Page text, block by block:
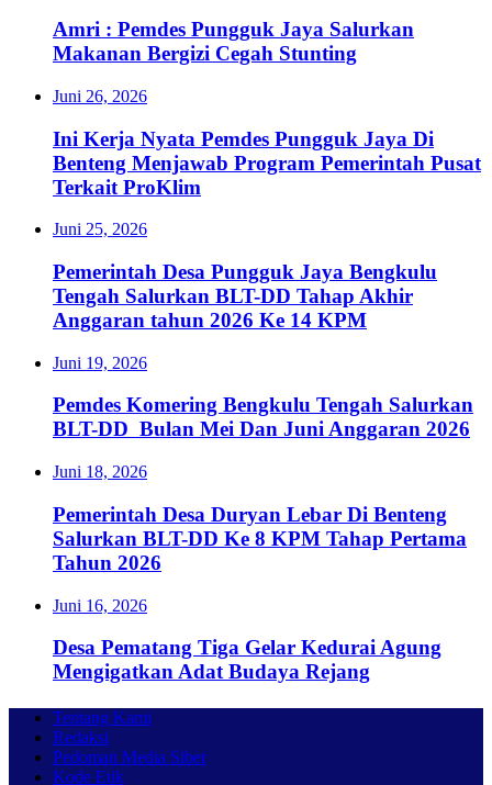
Amri : Pemdes Pungguk Jaya Salurkan
Makanan Bergizi Cegah Stunting
Juni 26, 2026
Ini Kerja Nyata Pemdes Pungguk Jaya Di
Benteng Menjawab Program Pemerintah Pusat
Terkait ProKlim
Juni 25, 2026
Pemerintah Desa Pungguk Jaya Bengkulu
Tengah Salurkan BLT-DD Tahap Akhir
Anggaran tahun 2026 Ke 14 KPM
Juni 19, 2026
Pemdes Komering Bengkulu Tengah Salurkan
BLT-DD Bulan Mei Dan Juni Anggaran 2026
Juni 18, 2026
Pemerintah Desa Duryan Lebar Di Benteng
Salurkan BLT-DD Ke 8 KPM Tahap Pertama
Tahun 2026
Juni 16, 2026
Desa Pematang Tiga Gelar Kedurai Agung
Mengigatkan Adat Budaya Rejang
Tentang Kami
Redaksi
Pedoman Media Siber
Kode Etik